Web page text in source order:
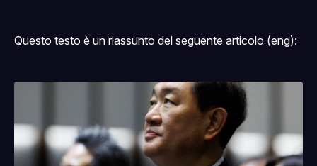
Questo testo è un riassunto del seguente articolo (eng):